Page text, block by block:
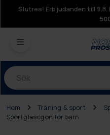
Slutrea! Erbjudanden till
Produkter
Hem Träning & sport
Sportglasögon för barn